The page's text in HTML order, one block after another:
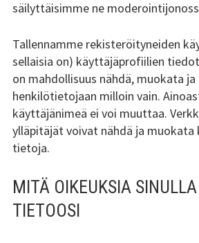
säilyttäisimme ne
Tallennamme rekisteröityneiden
sellaisia on) käyttäjäprofiilien
on mahdollisuus nähdä, muokata
henkilötietojaan milloin vain.
käyttäjänimeä ei voi muuttaa.
ylläpitäjät voivat nähdä ja
tietoja.
MITÄ OIKEUKSIA
TIETOOSI